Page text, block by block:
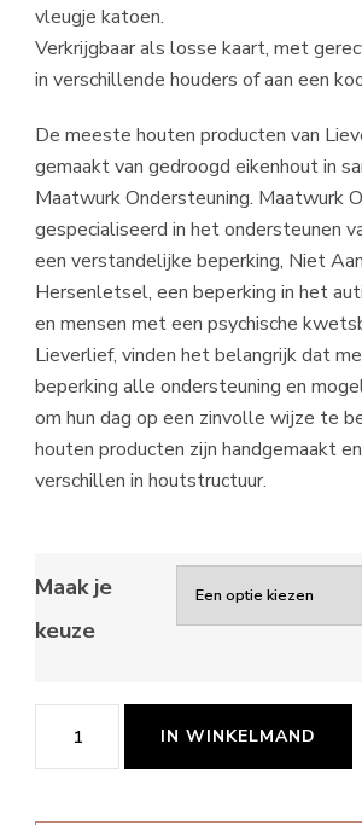
vleugje katoen.
Verkrijgbaar als losse kaart, met
in verschillende houders of aan een
De meeste houten producten van
gemaakt van gedroogd eikenhout in
Maatwurk Ondersteuning. Maatwurk
gespecialiseerd in het ondersteunen
een verstandelijke beperking, Niet
Hersenletsel, een beperking in het
en mensen met een psychische
Lieverlief, vinden het belangrijk dat
beperking alle ondersteuning en
om hun dag op een zinvolle wijze te
houten producten zijn handgemaakt
verschillen in houtstructuur.
Maak je
keuze
Met
jou
IN WINKELMAND